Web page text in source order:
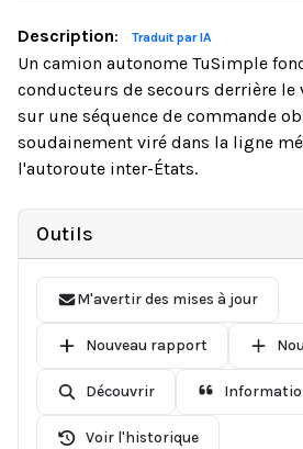
Description: Traduit par IA
Un camion autonome TuSimple
conducteurs de secours derrière le
sur une séquence de commande
soudainement viré dans la ligne
l'autoroute inter-États.
Outils
M'avertir des mises à jour
Nouveau rapport
Découvrir
Voir l'historique